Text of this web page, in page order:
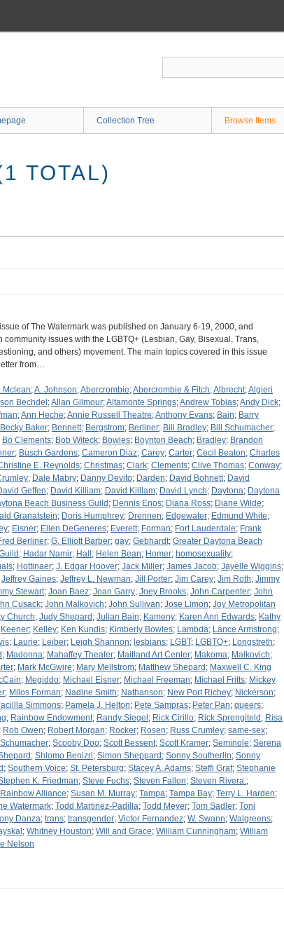
Collection Tree Browse Items
TOTAL)
of The Watermark was published on January 6-19, 2000, and
community issues with the LGBTQ+ (Lesbian, Gay, Bisexual, Trans,
and others) movement. The main topics covered in this issue
from…
Mclean;A. Johnson;Abercrombie;Abercrombie & Fitch;Albrecht;Algieri
Bechdel ;Allan Gilmour;Altamonte Springs;Andrew Tobias;Andy Dick;
;Ann Heche;Annie Russell Theatre;Anthony Evans; Bain; Barry
Becky Baker; Bennett; Bergstrom; Berliner; Bill Bradley; Bill Schumacher;
Bo Clements; Bob Witeck; Bowles; Boynton Beach; Bradley; Brandon
; Busch Gardens; Cameron Diaz; Carey; Carter; Cecil Beaton; Charles
E. Reynolds; Christmas; Clark; Clements; Clive Thomas; Conway;
; Dale Mabry; Danny Devito; Darden; David Bohnett; David
Geffen; David Killiam; David Killlam; David Lynch; Daytona; Daytona
Beach Business Guild ; Dennis Enos; Diana Ross; Diane Wilde;
Granatstein; Doris Humphrey; Drennen; Edgewater; Edmund White;
; Eisner; Ellen DeGeneres; Everett; Forman; Fort Lauderdale; Frank
Berliner; G. Elliott Barber; gay; Gebhardt; Greater Daytona Beach
; Hadar Namir; Hall ; Helen Bean; Homer; homosexuality;
; Hottinaer; J. Edgar Hoover; Jack Miller; James Jacob; Jayelle Wiggins;
Jeffrey Gaines; Jeffrey L. Newman; Jill Porter; Jim Carey; Jim Roth; Jimmy
Stewart; Joan Baez; Joan Garry; Joey Brooks; John Carpenter; John
Cusack; John Malkovich; John Sullivan; Jose Limon; Joy Metropolitan
Church; Judy Shepard ; Julian Bain; Kameny; Karen Ann Edwards; Kathy
Keener; Kelley; Ken Kundis; Kimberly Bowles; Lambda; Lance Armstrong;
; Laurie; Leiber; Leigh Shannon; lesbians; LGBT; LGBTQ+; Longstreth;
; Madonna; Mahaffey Theater; Maitland Art Center; Makoma; Malkovich;
; Mark McGwire; Mary Mellstrom; Matthew Shepard ; Maxwell C. King
; Megiddo; Michael Eisner; Michael Freeman; Michael Fritts; Mickey
; Milos Forman; Nadine Smith; Nathanson; New Port Richey; Nickerson;
Simmons; Pamela J. Helton; Pete Sampras; Peter Pan; queers;
; Rainbow Endowment; Randy Siegel ; Rick Cirillo; Rick Sprengiteld ; Risa
; Rob Owen; Robert Morgan; Rocker; Rosen; Russ Crumley; same-sex;
Schumacher; Scooby Doo; Scott Bessent; Scott Kramer; Seminole; Serena
; Shlomo Benizri; Simon Sheppard ; Sonny Southerlin; Sonny
; Southern Voice; St. Petersburg; Stacey A. Adams; Steffi Graf; Stephanie
K. Friedman; Steve Fuchs; Steven Fallon; Steven Rivera.;
Alliance; Susan M. Murray; Tampa; Tampa Bay; Terry L. Harden;
Watermark; Todd Martinez-Padilla; Todd Meyer; Tom Sadler; Toni
Danza; trans; transgender; Victor Fernandez; W. Swann; Walgreens;
; Whitney Houston; Will and Grace; William Cunningham; William
Nelson